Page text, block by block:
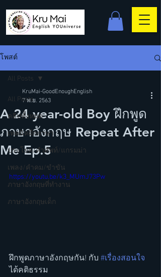
โพสต์
All Posts
คลิปทั้งหมด
เทคนิคฝึกภาษา
ประโยค/คำศัพท์/แกรมม่า
เพลง/คำคม/ขำขัน
ภาษาอังกฤษที่ทำงาน
ภาษาอังกฤษเด็ก
All Posts
A 24 year-old Boy ฝึกพูด
ภาษาอังกฤษ Repeat After
Me Ep.5
KruMai-GoodEnoughEnglish
7 พ.ย. 2563
https://youtu.be/k3_MUmJ73Pw
ฝึกพูดภาษาอังกฤษกัน! กับ #เรื่องสอนใจ
ได้คติธรรม